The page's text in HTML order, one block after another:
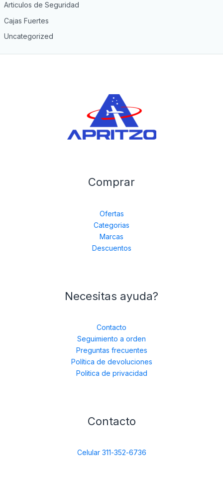
Articulos de Seguridad
Cajas Fuertes
Uncategorized
Comprar
Ofertas
Categorias
Marcas
Descuentos
Necesitas ayuda?
Contacto
Seguimiento a orden
Preguntas frecuentes
Política de devoluciones
Politica de privacidad
Contacto
Celular 311-352-6736